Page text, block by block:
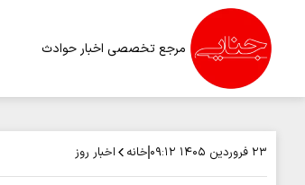
مرجع تخصصی اخبار حوادث
۲۳ فروردین ۱۴۰۵ ۰۹:۱۲ خانه اخبار روز